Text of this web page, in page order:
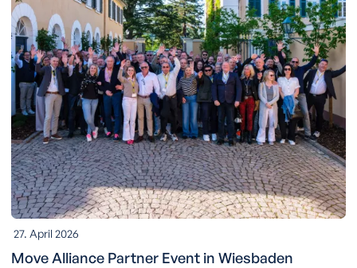
27. April 2026
Move Alliance Partner Event in Wiesbaden